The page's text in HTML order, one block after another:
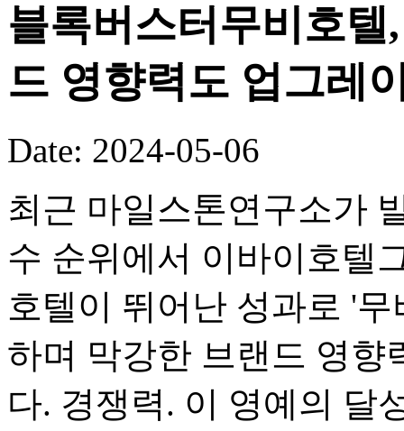
블록버스터무비호
드 영향력도 업그레
Date: 2024-05-06
최근 마일스톤연구소가
수 순위에서 이바이호텔
호텔이 뛰어난 성과로 '
하며 막강한 브랜드 영향
다. 경쟁력. 이 영예의 달